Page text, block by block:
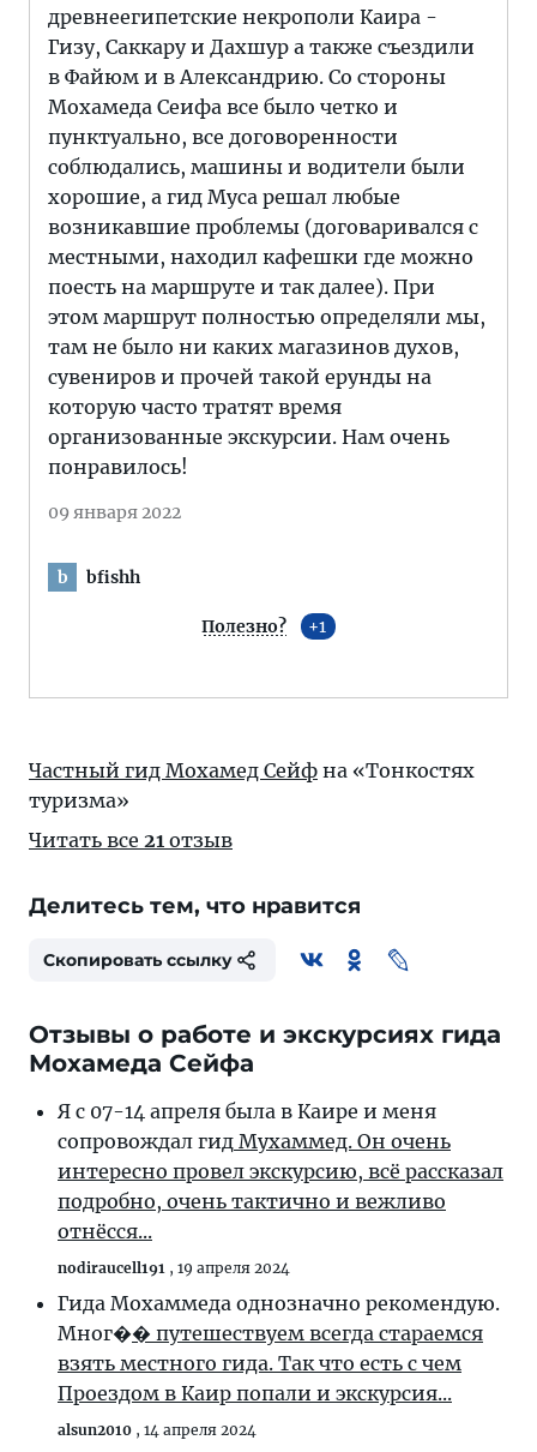
древнеегипетские некрополи Каира -
Гизу, Саккару и Дахшур а также съездили
в Файюм и в Александрию. Со стороны
Мохамеда Сеифа все было четко и
пунктуально, все договоренности
соблюдались, машины и водители были
хорошие, а гид Муса решал любые
возникавшие проблемы (договаривался с
местными, находил кафешки где можно
поесть на маршруте и так далее). При
этом маршрут полностью определяли мы,
там не было ни каких магазинов духов,
сувениров и прочей такой ерунды на
которую часто тратят время
организованные экскурсии. Нам очень
понравилось!
09 января 2022
b bfishh
Полезно? 1
Частный гид Мохамед Сейф на «Тонкостях
туризма»
Читать все 21 отзыв
Делитесь тем, что нравится
Скопировать ссылку
Отзывы о работе и экскурсиях гида
Мохамеда Сейфа
Я с 07-14 апреля была в Каире и меня
сопровождал гид Мухаммед. Он очень
интересно провел экскурсию, всё рассказал
подробно, очень тактично и вежливо
отнёсся...
nodiraucell191 , 19 апреля 2024
Гида Мохаммеда однозначно рекомендую.
Мног�� путешествуем всегда стараемся
взять местного гида. Так что есть с чем
Проездом в Каир попали и экскурсия...
alsun2010 , 14 апреля 2024